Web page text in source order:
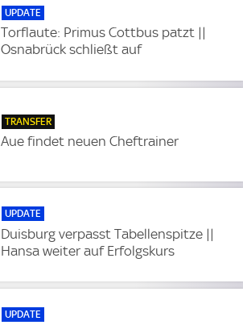
UPDATE
Torflaute: Primus Cottbus patzt ||
Osnabrück schließt auf
TRANSFER
Aue findet neuen Cheftrainer
UPDATE
Duisburg verpasst Tabellenspitze ||
Hansa weiter auf Erfolgskurs
UPDATE